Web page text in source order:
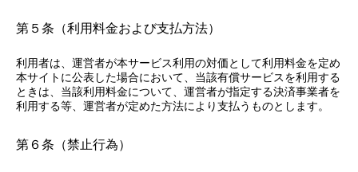
第５条（利用料金および支払方法）
利用者は、運営者が本サービス利用の対価として利用料金を定め
本サイトに公表した場合において、当該有償サービスを利用する
ときは、当該利用料金について、運営者が指定する決済事業者を
利用する等、運営者が定めた方法により支払うものとします。
第６条（禁止行為）